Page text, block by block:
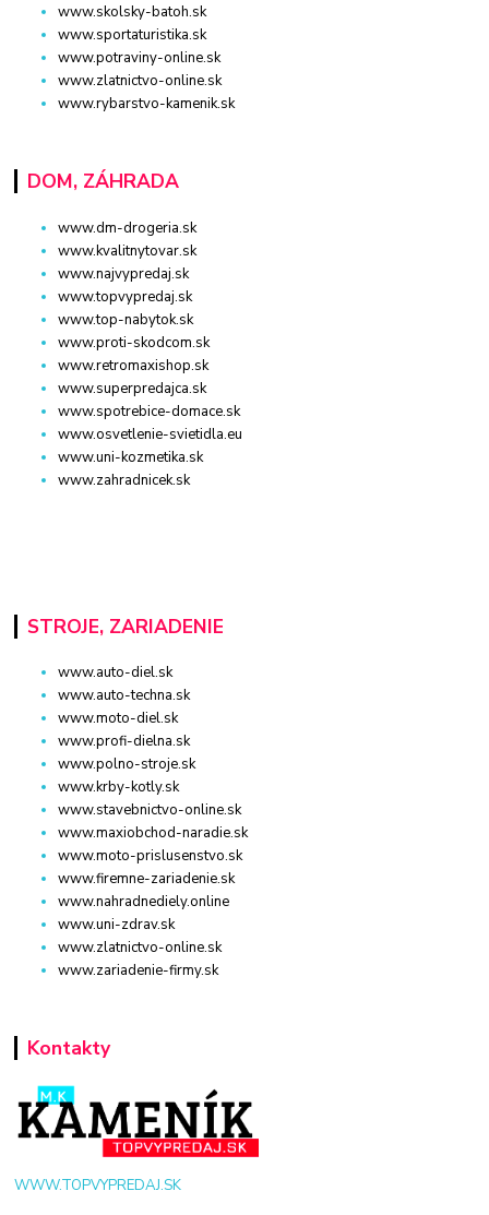
www.skolsky-batoh.sk
www.sportaturistika.sk
www.potraviny-online.sk
www.zlatnictvo-online.sk
www.rybarstvo-kamenik.sk
DOM, ZÁHRADA
www.dm-drogeria.sk
www.kvalitnytovar.sk
www.najvypredaj.sk
www.topvypredaj.sk
www.top-nabytok.sk
www.proti-skodcom.sk
www.retromaxishop.sk
www.superpredajca.sk
www.spotrebice-domace.sk
www.osvetlenie-svietidla.eu
www.uni-kozmetika.sk
www.zahradnicek.sk
STROJE, ZARIADENIE
www.auto-diel.sk
www.auto-techna.sk
www.moto-diel.sk
www.profi-dielna.sk
www.polno-stroje.sk
www.krby-kotly.sk
www.stavebnictvo-online.sk
www.maxiobchod-naradie.sk
www.moto-prislusenstvo.sk
www.firemne-zariadenie.sk
www.nahradnediely.online
www.uni-zdrav.sk
www.zlatnictvo-online.sk
www.zariadenie-firmy.sk
Kontakty
WWW.TOPVYPREDAJ.SK